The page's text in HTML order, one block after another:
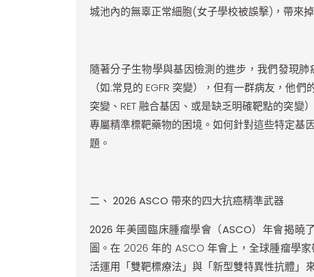
城池內的無辜正常細胞(女子學校被誤擊)，帶來
隨著分子生物學與基因檢測的進步，我們發現
（如:常見的 EGFR 突變），但有一群病友，他
突變、RET 融合基因、或是缺乏明確靶點的突
專屬精準標靶藥物的困境。如何針對這些特定基
題。
二、 2026 ASCO 帶來的四大抗癌精準武器
2026年美國臨床腫瘤學會（ASCO）年會揭曉
圖。在 2026 年的 ASCO 年會上，全球腫瘤學
活運用「雙靶標療法」與「新型雙特異性抗體」